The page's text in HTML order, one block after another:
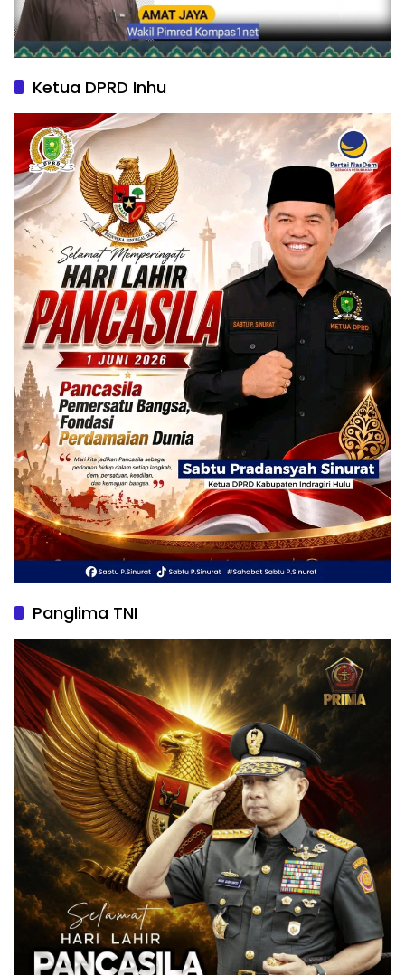
Ketua DPRD Inhu
Panglima TNI